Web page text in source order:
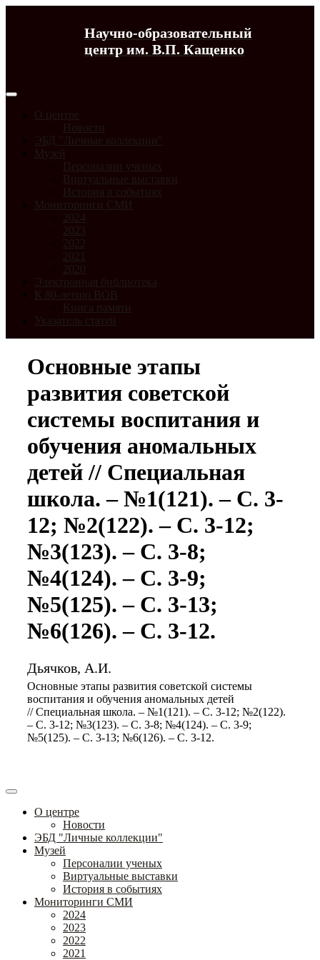
Научно-образовательный
центр им. В.П. Кащенко
О центре
Новости
ЭБД "Личные коллекции"
Музей
Персоналии ученых
Виртуальные выставки
История в событиях
Мониторинги СМИ
2024
2023
2022
2021
2020
Электронная библиотека
К 80-летию ВОВ
Книга памяти
Указатель статей
Основные этапы
развития советской
системы воспитания и
обучения аномальных
детей // Специальная
школа. – №1(121). – С. 3-
12; №2(122). – С. 3-12;
№3(123). – С. 3-8;
№4(124). – С. 3-9;
№5(125). – С. 3-13;
№6(126). – С. 3-12.
Дьячков, А.И.
Основные этапы развития советской системы
воспитания и обучения аномальных детей
// Специальная школа. – №1(121). – С. 3-12; №2(122).
– С. 3-12; №3(123). – С. 3-8; №4(124). – С. 3-9;
№5(125). – С. 3-13; №6(126). – С. 3-12.
О центре
Новости
ЭБД "Личные коллекции"
Музей
Персоналии ученых
Виртуальные выставки
История в событиях
Мониторинги СМИ
2024
2023
2022
2021